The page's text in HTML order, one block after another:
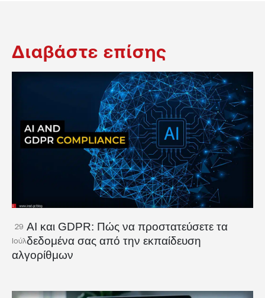
Διαβάστε επίσης
29
Ιούλ
AI και GDPR: Πώς να προστατεύσετε τα
δεδομένα σας από την εκπαίδευση
αλγορίθμων